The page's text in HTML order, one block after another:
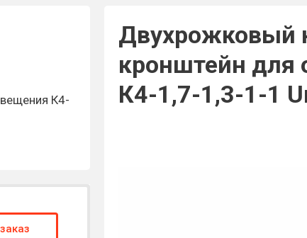
Двухрожковый
кронштейн для
К4-1,7-1,3-1-1
К4-